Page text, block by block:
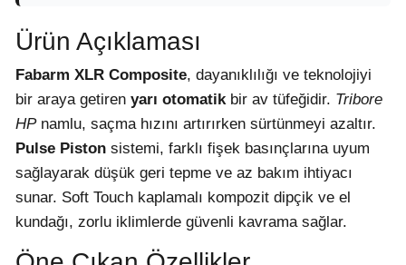
Ürün Açıklaması
Fabarm XLR Composite, dayanıklılığı ve teknolojiyi
bir araya getiren yarı otomatikbir av tüfeğidir. Tribore
HPnamlu, saçma hızını artırırken sürtünmeyi azaltır.
Pulse Pistonsistemi, farklı fişek basınçlarına uyum
sağlayarak düşük geri tepme ve az bakım ihtiyacı
sunar. Soft Touch kaplamalı kompozit dipçik ve el
kundağı, zorlu iklimlerde güvenli kavrama sağlar.